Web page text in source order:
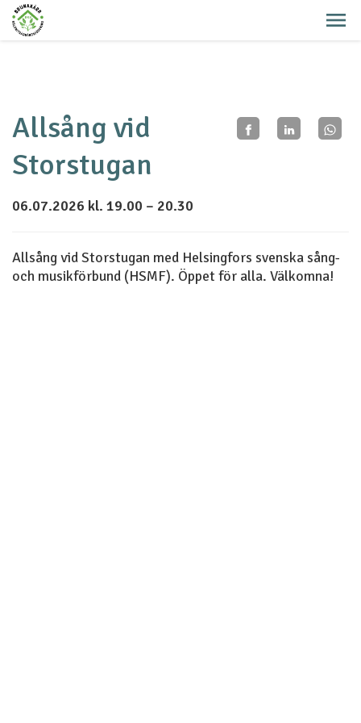
Allsång vid
Storstugan
06.07.2026 kl. 19.00 – 20.30
Allsång vid Storstugan med Helsingfors svenska sång-
och musikförbund (HSMF). Öppet för alla. Välkomna!